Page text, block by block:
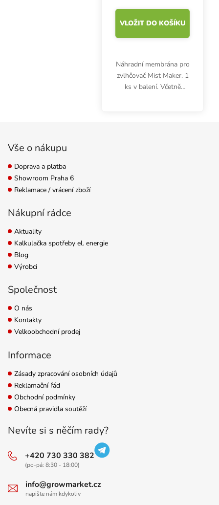
VLOŽIT DO KOŠÍKU
Náhradní membrána pro
zvlhčovač Mist Maker. 1
ks v balení. Včetně
Vše o nákupu
Doprava a platba
Showroom Praha 6
Reklamace / vrácení zboží
Nákupní rádce
Aktuality
Kalkulačka spotřeby el. energie
Blog
Výrobci
Společnost
O nás
Kontakty
Velkoobchodní prodej
Informace
Zásady zpracování osobních údajů
Reklamační řád
Obchodní podmínky
Obecná pravidla soutěží
Nevíte si s něčím rady?
+420 730 330 382
(po-pá: 8:30 - 18:00)
info@growmarket.cz
napište nám kdykoliv